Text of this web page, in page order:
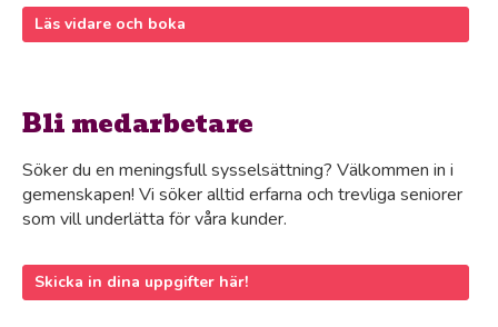
Läs vidare och boka
Bli medarbetare
Söker du en meningsfull sysselsättning? Välkommen in i
gemenskapen! Vi söker alltid erfarna och trevliga seniorer
som vill underlätta för våra kunder.
Skicka in dina uppgifter här!